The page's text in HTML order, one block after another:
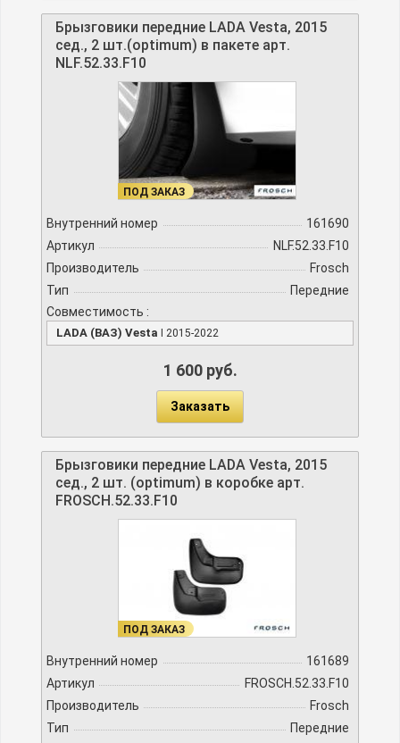
Брызговики передние LADA Vesta, 2015
сед., 2 шт.(optimum) в пакете арт.
NLF.52.33.F10
ПОД ЗАКАЗ
Внутренний номер
161690
Артикул
NLF.52.33.F10
Производитель
Frosch
Тип
Передние
Совместимость :
LADA (ВАЗ) Vesta I 2015-2022
1 600 руб.
Заказать
Брызговики передние LADA Vesta, 2015
сед., 2 шт. (optimum) в коробке арт.
FROSCH.52.33.F10
ПОД ЗАКАЗ
Внутренний номер
161689
Артикул
FROSCH.52.33.F10
Производитель
Frosch
Тип
Передние